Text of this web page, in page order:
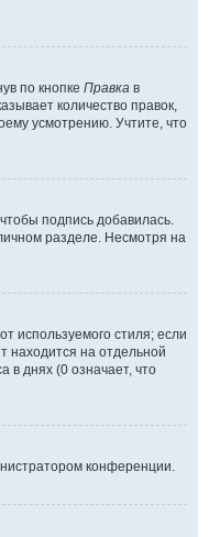
по кнопке Правка в
количество правок,
усмотрению. Учтите, что
подпись добавилась.
разделе. Несмотря на
используемого стиля; если
находится на отдельной
в днях (0 означает, что
конференции.